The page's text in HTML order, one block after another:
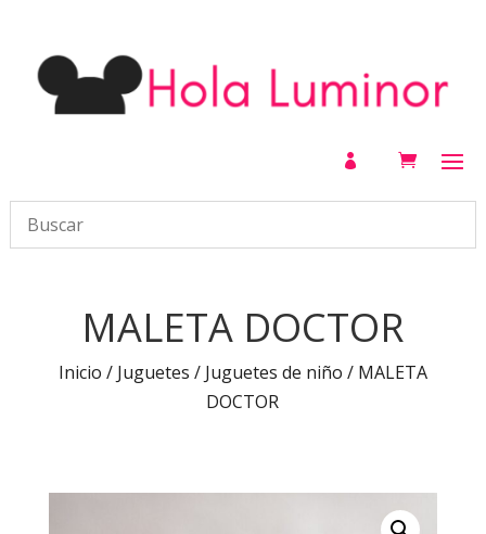

MALETA DOCTOR
Inicio / Juguetes / Juguetes de niño / MALETA
DOCTOR